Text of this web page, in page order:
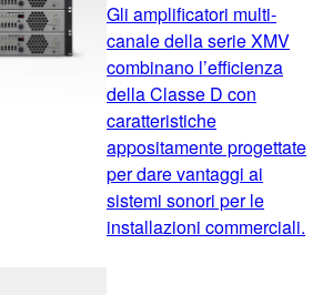
Gli amplificatori multi-
canale della serie XMV
combinano l’efficienza
della Classe D con
caratteristiche
appositamente progettate
per dare vantaggi ai
sistemi sonori per le
installazioni commerciali.